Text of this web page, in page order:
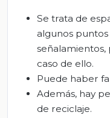
Se trata de
algunos
señalamientos,
caso de ello.
Puede haber
Además, hay
de reciclaje.